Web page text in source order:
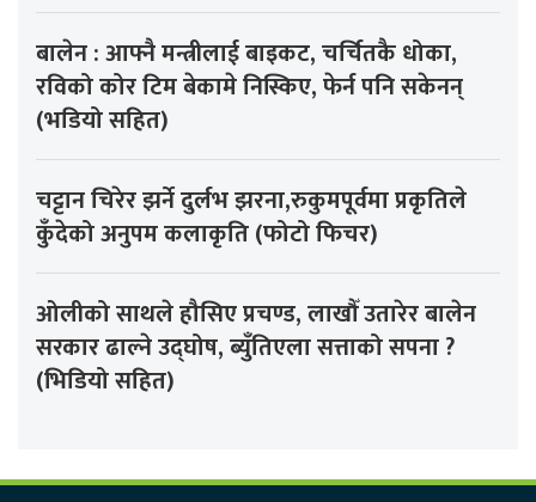
बालेन : आफ्नै मन्त्रीलाई बाइकट, चर्चितकै धोका,
रविको कोर टिम बेकामे निस्किए, फेर्न पनि सकेनन्
(भडियो सहित)
चट्टान चिरेर झर्ने दुर्लभ झरना,रुकुमपूर्वमा प्रकृतिले
कुँदेको अनुपम कलाकृति (फोटो फिचर)
ओलीको साथले हौसिए प्रचण्ड, लाखौँ उतारेर बालेन
सरकार ढाल्ने उद्घोष, ब्युँतिएला सत्ताको सपना ?
(भिडियो सहित)